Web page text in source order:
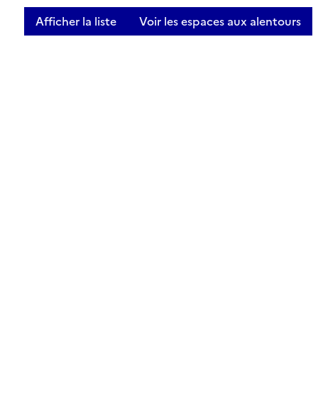
Afficher la liste Voir les espaces aux alentours